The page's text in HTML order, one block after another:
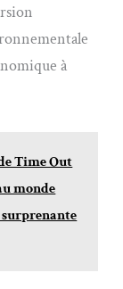
à
Time Out
monde